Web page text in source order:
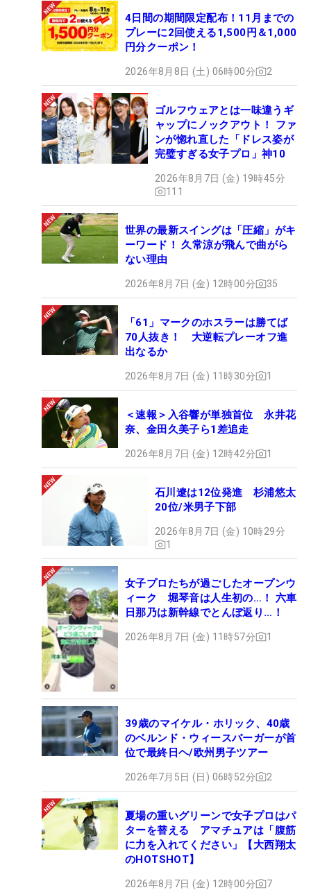
4日間の期間限定配布！11月までの
プレーに2回使える1,500円＆1,000
円分クーポン！
2026年8月8日 (土) 06時00分 2
ゴルフウェアとは一味違うギ
ャップにノックアウト！ ファ
ンが惚れ直した「ドレス姿が
完璧すぎる女子プロ」神10
2026年8月7日 (金) 19時45分
111
世界の最新スイングは「圧縮」がキ
ーワード！ 久常涼が飛んで曲がら
ない理由
2026年8月7日 (金) 12時00分 35
「61」マークのホスラーは勝てば
70人抜き！ 大逆転プレーオフ進
出なるか
2026年8月7日 (金) 11時30分 1
＜速報＞入谷響が単独首位 永井花
奈、金田久美子ら1差追走
2026年8月7日 (金) 12時42分 1
石川遼は12位発進 杉浦悠太
20位/米男子下部
2026年8月7日 (金) 10時29分
1
女子プロたちが過ごしたオープンウ
ィーク 堀琴音は人生初の…！ 六車
日那乃は新幹線でとんぼ返り…！
2026年8月7日 (金) 11時57分 1
39歳のマイケル・ホリック、40歳
のベルンド・ウィースバーガーが首
位で最終日ヘ/欧州男子ツアー
2026年7月5日 (日) 06時52分 2
夏場の重いグリーンで女子プロはパ
ターを替える アマチュアは「腹筋
に力を入れてください」【大西翔太
のHOTSHOT】
2026年8月7日 (金) 12時00分 7